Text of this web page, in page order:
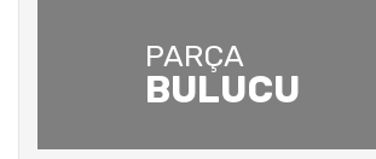
PARÇA
BULUCU